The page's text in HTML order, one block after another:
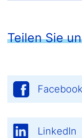
Teilen Sie
Facebook
LinkedIn